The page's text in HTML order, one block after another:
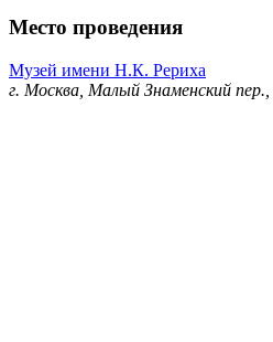
Место проведения
Музей имени Н.К. Рериха
г. Москва, Малый Знаменский пер.,